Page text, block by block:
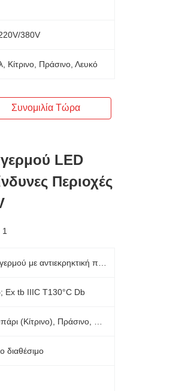
380V
Κίτρινο, Πράσινο, Λευκό
Συνομιλία Τώρα
LED
Περιοχές
1
Ex tb IIIC T130°C Db
διαθέσιμο